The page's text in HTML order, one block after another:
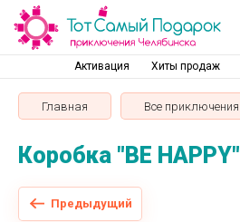
Активация Хиты продаж
Главная Все приключения
Коробка "BE HAPPY"
Предыдущий